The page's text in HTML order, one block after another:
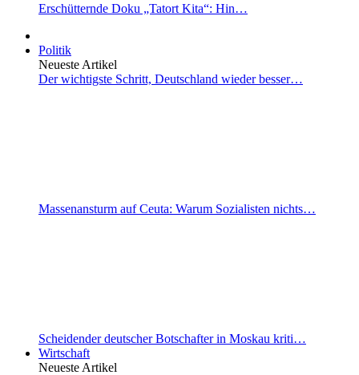
Erschütternde Doku „Tatort Kita“: Hin…
Politik
Neueste Artikel
Der wichtigste Schritt, Deutschland wieder besser…
Massenansturm auf Ceuta: Warum Sozialisten nichts…
Scheidender deutscher Botschafter in Moskau kriti…
Wirtschaft
Neueste Artikel